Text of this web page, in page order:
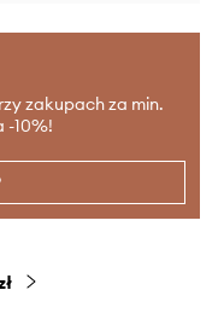
zakupach za min.
-10%!